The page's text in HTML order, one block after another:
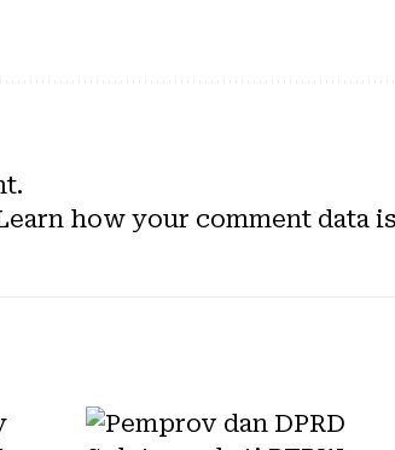
how your comment data